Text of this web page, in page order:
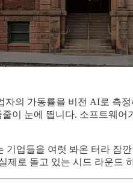
의 가동률을 비전 AI로 측
눈에 띕니다. 소프트웨
업들을 여럿 봐온 터라 잠
로 돌고 있는 시드 라운드